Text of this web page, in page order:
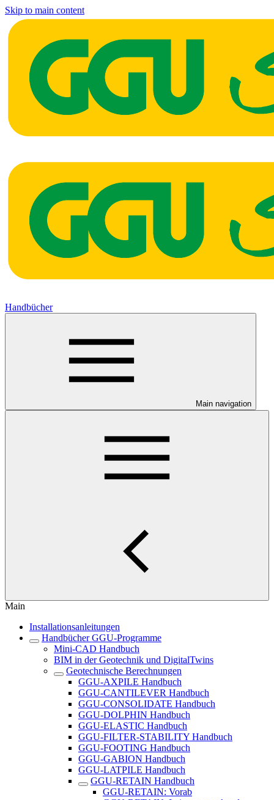
Skip to main content
Handbücher
Main navigation
Main
Installationsanleitungen
Handbücher GGU-Programme
Mini-CAD Handbuch
BIM in der Geotechnik und DigitalTwins
Geotechnische Berechnungen
GGU-AXPILE Handbuch
GGU-CANTILEVER Handbuch
GGU-CONSOLIDATE Handbuch
GGU-DOLPHIN Handbuch
GGU-ELASTIC Handbuch
GGU-FILTER-STABILITY Handbuch
GGU-FOOTING Handbuch
GGU-GABION Handbuch
GGU-LATPILE Handbuch
GGU-RETAIN Handbuch
GGU-RETAIN: Vorab